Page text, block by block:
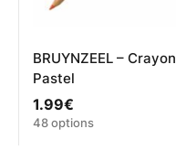
BRUYNZEEL – Crayon
Pastel
1.99€
Ce
48 options